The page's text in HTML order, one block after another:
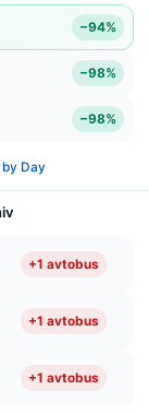
−94%
−98%
−98%
Day
+1 avtobus
+1 avtobus
+1 avtobus